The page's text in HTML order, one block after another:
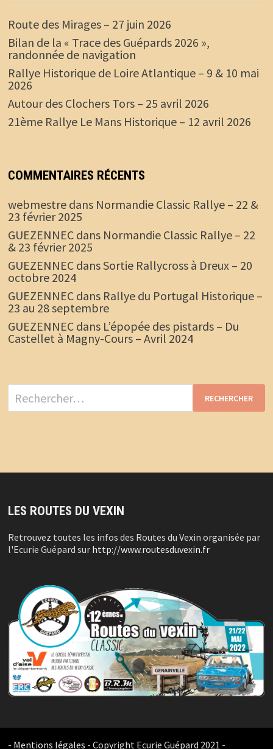
Route des Mirages – 27 juin 2026
Bilan de la « Trace des Guépards 2026 »,
randonnée de navigation
Rallye Historique de Loire Atlantique – 9 & 10 mai
2026
Autour des Clochers Tors – 25 avril 2026
21ème Rallye Le Mans Historique – 12 avril 2026
COMMENTAIRES RÉCENTS
webmestredans Normandie Classic Rallye – 22 &
23 février 2025
GUEZENNECdans Normandie Classic Rallye – 22
& 23 février 2025
GUEZENNECdansSortie Rallycross à Dreux – 20
octobre 2024
GUEZENNECdans Rallye du Portugal Historique –
23 au 28 septembre
GUEZENNECdans L’épopée des pistards – Du
Castellet à Magny-Cours – Avril 2024
Rechercher :
LES ROUTES DU VEXIN
Retrouvez toutes les infos des Routes du Vexin organisée par
l'Ecurie Guépard sur http://www.routesduvexin.fr
- Mentions légales - Copyright Ecurie Guépard 2021 -